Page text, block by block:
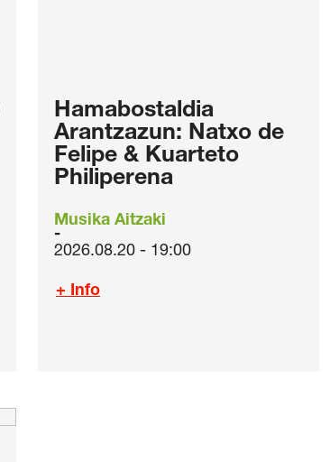
Hamabostaldia
Arantzazun: Natxo de
Felipe & Kuarteto
Philiperena
Musika Aitzaki
2026.08.20 - 19:00
+ Info